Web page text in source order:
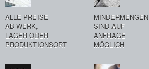
ALLE PREISE
AB WERK,
LAGER ODER
PRODUKTIONSORT
MINDERMENGEN
SIND AUF
ANFRAGE
MÖGLICH